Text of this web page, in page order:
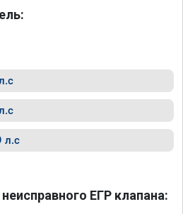
л.с
ЕГР клапана: